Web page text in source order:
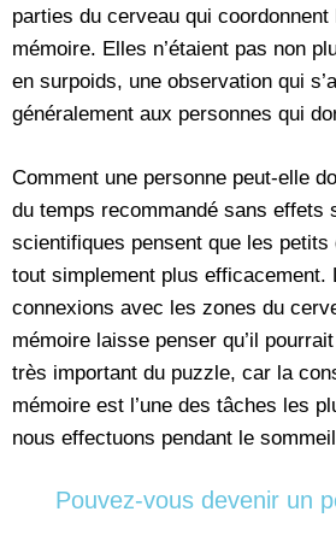
parties du cerveau qui
mémoire. Elles n’étaient pas non
en surpoids, une observation qui
généralement aux personnes qui
Comment une personne peut-elle
du temps recommandé sans effets
scientifiques pensent que les petits
tout simplement plus efficacement.
connexions avec les zones du
mémoire laisse penser qu’il pourrait
très important du puzzle, car la
mémoire est l’une des tâches les
nous effectuons pendant le
Pouvez-vous devenir un